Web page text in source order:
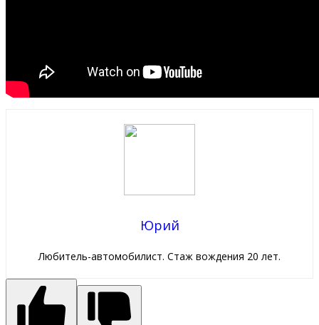
Юрий
Любитель-автомобилист. Стаж вождения 20 лет.